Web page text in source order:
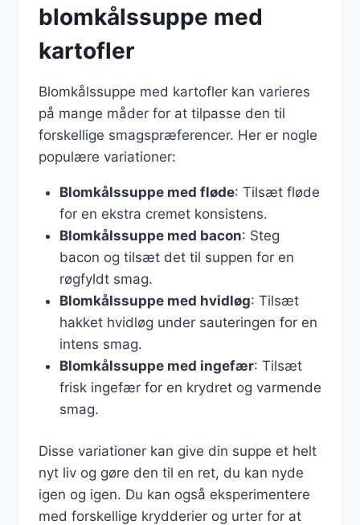
blomkålssuppe med
kartofler
Blomkålssuppe med kartofler kan varieres
på mange måder for at tilpasse den til
forskellige smagspræferencer. Her er nogle
populære variationer:
Blomkålssuppe med fløde: Tilsæt fløde
for en ekstra cremet konsistens.
Blomkålssuppe med bacon: Steg
bacon og tilsæt det til suppen for en
røgfyldt smag.
Blomkålssuppe med hvidløg: Tilsæt
hakket hvidløg under sauteringen for en
intens smag.
Blomkålssuppe med ingefær: Tilsæt
frisk ingefær for en krydret og varmende
smag.
Disse variationer kan give din suppe et helt
nyt liv og gøre den til en ret, du kan nyde
igen og igen. Du kan også eksperimentere
med forskellige krydderier og urter for at